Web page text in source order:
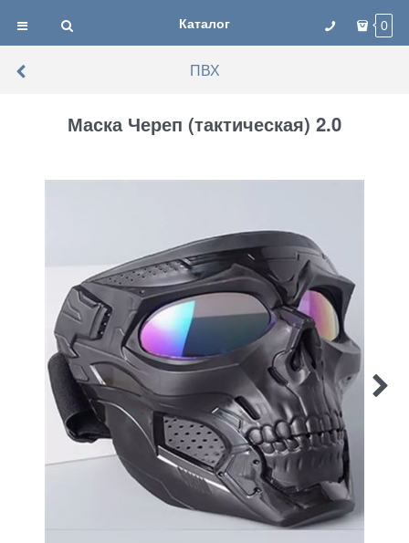
Каталог 0
ПВХ
Маска Череп (тактическая) 2.0